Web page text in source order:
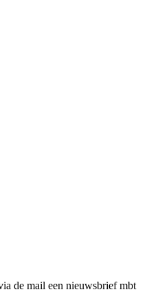
de mail een nieuwsbrief mbt